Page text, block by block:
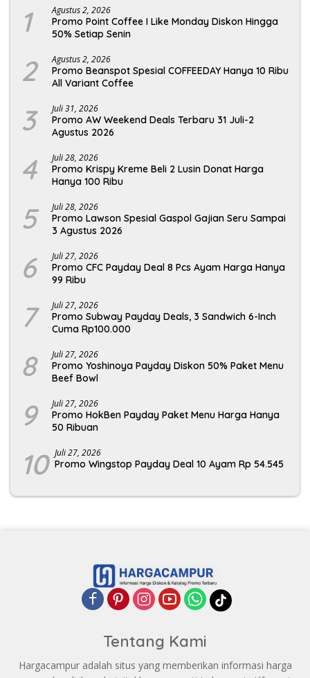
1 Agustus 2, 2026
Promo Point Coffee I Like Monday Diskon Hingga
50% Setiap Senin
2 Agustus 2, 2026
Promo Beanspot Spesial COFFEEDAY Hanya 10 Ribu
All Variant Coffee
3 Juli 31, 2026
Promo AW Weekend Deals Terbaru 31 Juli-2
Agustus 2026
4 Juli 28, 2026
Promo Krispy Kreme Beli 2 Lusin Donat Harga
Hanya 100 Ribu
5 Juli 28, 2026
Promo Lawson Spesial Gaspol Gajian Seru Sampai
3 Agustus 2026
6 Juli 27, 2026
Promo CFC Payday Deal 8 Pcs Ayam Harga Hanya
99 Ribu
7 Juli 27, 2026
Promo Subway Payday Deals, 3 Sandwich 6-Inch
Cuma Rp100.000
8 Juli 27, 2026
Promo Yoshinoya Payday Diskon 50% Paket Menu
Beef Bowl
9 Juli 27, 2026
Promo HokBen Payday Paket Menu Harga Hanya
50 Ribuan
10 Juli 27, 2026
Promo Wingstop Payday Deal 10 Ayam Rp 54.545
Tentang Kami
Hargacampur adalah situs yang memberikan informasi harga